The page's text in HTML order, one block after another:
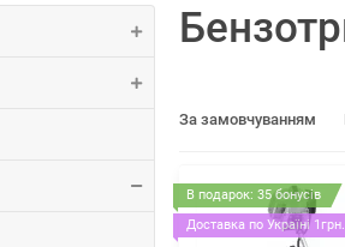
За замовчуванням
В подарок: 35 бонусів
Доставка по Україні 1грн.